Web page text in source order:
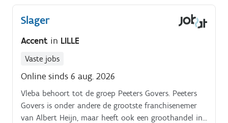
Slager
Accent in LILLE
Vaste jobs
Online sinds 6 aug. 2026
Vleba behoort tot de groep Peeters Govers. Peeters
Govers is onder andere de grootste franchisenemer
van Albert Heijn, maar heeft ook een groothandel in